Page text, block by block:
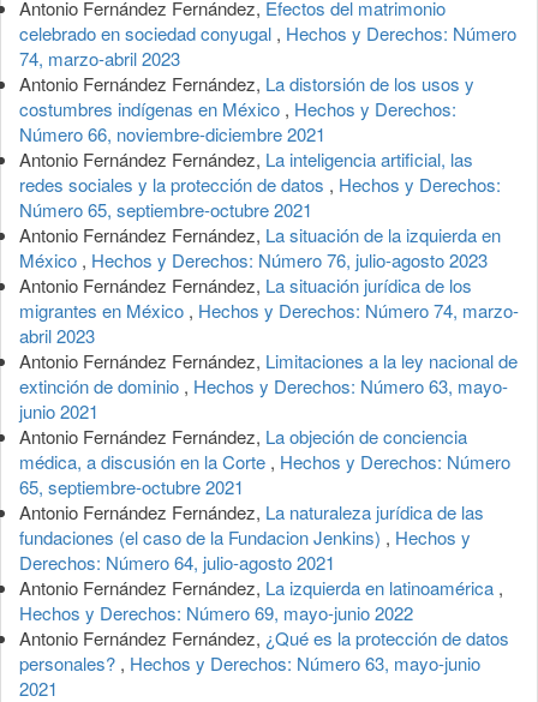
artículo
Antonio Fernández Fernández, Efectos del matrimonio
celebrado en sociedad conyugal , Hechos y Derechos: Número
74, marzo-abril 2023
Antonio Fernández Fernández, La distorsión de los usos y
costumbres indígenas en México , Hechos y Derechos:
Número 66, noviembre-diciembre 2021
Antonio Fernández Fernández, La inteligencia artificial, las
redes sociales y la protección de datos , Hechos y Derechos:
Número 65, septiembre-octubre 2021
Antonio Fernández Fernández, La situación de la izquierda en
México , Hechos y Derechos: Número 76, julio-agosto 2023
Antonio Fernández Fernández, La situación jurídica de los
migrantes en México , Hechos y Derechos: Número 74, marzo-
abril 2023
Antonio Fernández Fernández, Limitaciones a la ley nacional de
extinción de dominio , Hechos y Derechos: Número 63, mayo-
junio 2021
Antonio Fernández Fernández, La objeción de conciencia
médica, a discusión en la Corte , Hechos y Derechos: Número
65, septiembre-octubre 2021
Antonio Fernández Fernández, La naturaleza jurídica de las
fundaciones (el caso de la Fundacion Jenkins) , Hechos y
Derechos: Número 64, julio-agosto 2021
Antonio Fernández Fernández, La izquierda en latinoamérica ,
Hechos y Derechos: Número 69, mayo-junio 2022
Antonio Fernández Fernández, ¿Qué es la protección de datos
personales? , Hechos y Derechos: Número 63, mayo-junio
2021